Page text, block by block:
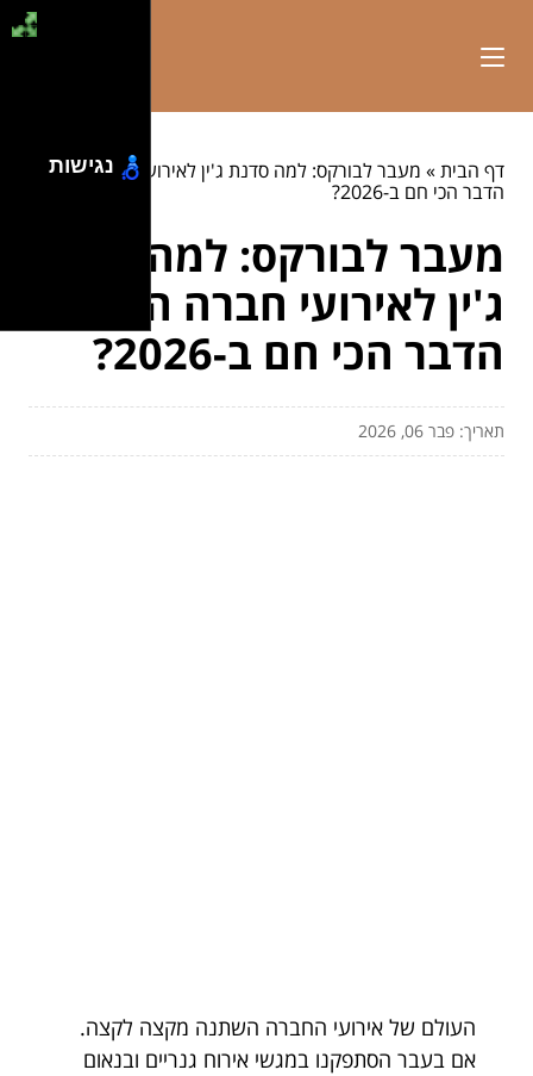
דף הבית» מעבר לבורקס: למה סדנת ג'ין לאירועי חברה היא
הדבר הכי חם ב-2026?
מעבר לבורקס: למה סדנת
ג'ין לאירועי חברה היא
הדבר הכי חם ב-2026?
תאריך: פבר 06, 2026
העולם של אירועי החברה השתנה מקצה לקצה.
אם בעבר הסתפקנו במגשי אירוח גנריים ובנאום
נגישות